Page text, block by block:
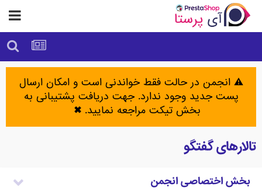
⚠️ انجمن در حالت فقط خواندنی است و امکان ارسال
پست جدید وجود ندارد. جهت دریافت پشتیبانی به
بخش تیکت مراجعه نمایید. ✖
تالارهای گفتگو
بخش اختصاصی انجمن